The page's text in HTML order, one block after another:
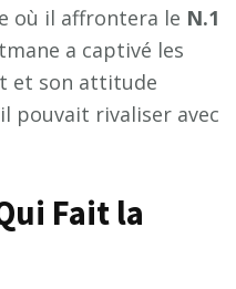
où il affrontera le N.1
a captivé les
et son attitude
pouvait rivaliser avec
Fait la